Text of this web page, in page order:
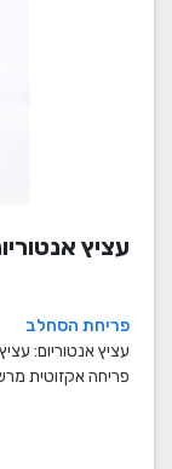
עציץ
פריחת הסחלב
עציץ אנטוריום:
פריחה אקזוטית